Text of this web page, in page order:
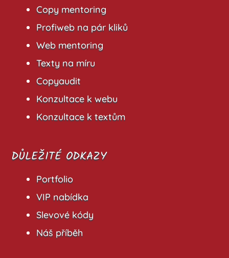
Copy mentoring
Profiweb na pár kliků
Web mentoring
Texty na míru
Copyaudit
Konzultace k webu
Konzultace k textům
DŮLEŽITÉ ODKAZY
Portfolio
VIP nabídka
Slevové kódy
Náš příběh